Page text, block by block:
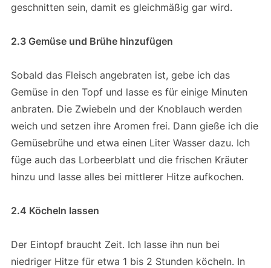
geschnitten sein, damit es gleichmäßig gar wird.
2.3 Gemüse und Brühe hinzufügen
Sobald das Fleisch angebraten ist, gebe ich das
Gemüse in den Topf und lasse es für einige Minuten
anbraten. Die Zwiebeln und der Knoblauch werden
weich und setzen ihre Aromen frei. Dann gieße ich die
Gemüsebrühe und etwa einen Liter Wasser dazu. Ich
füge auch das Lorbeerblatt und die frischen Kräuter
hinzu und lasse alles bei mittlerer Hitze aufkochen.
2.4 Köcheln lassen
Der Eintopf braucht Zeit. Ich lasse ihn nun bei
niedriger Hitze für etwa 1 bis 2 Stunden köcheln. In